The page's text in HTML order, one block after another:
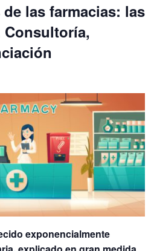
las farmacias: las
exponencialmente